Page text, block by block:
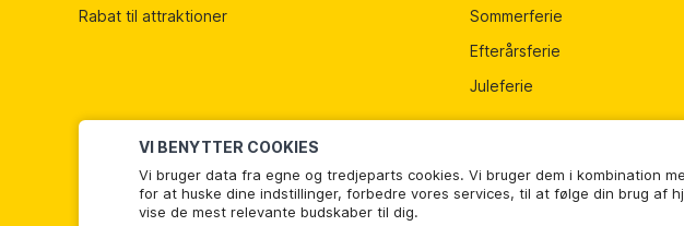
VI BENYTTER COOKIES
Vi bruger data fra egne og tredjeparts cookies. Vi bruger dem i kombination
for at huske dine indstillinger, forbedre vores services, til at følge din brug af
vise de mest relevante budskaber til dig.
Rabat til attraktioner
Sommerferie
Efterårsferie
Juleferie